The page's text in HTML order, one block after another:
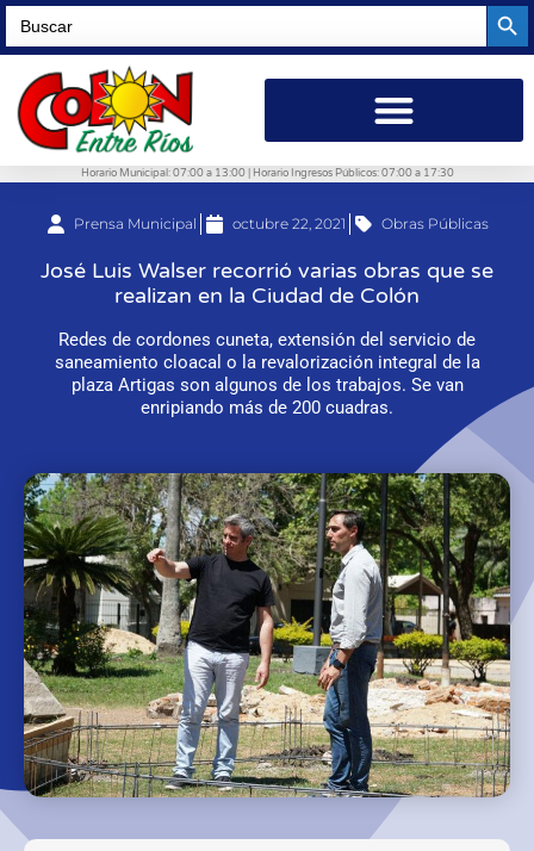
Search
for:
Horario Municipal: 07:00 a 13:00 | Horario Ingresos Públicos: 07:00 a 17:30
Prensa Municipal octubre 22, 2021 Obras Públicas
José Luis Walser recorrió varias obras que se
realizan en la Ciudad de Colón
Redes de cordones cuneta, extensión del servicio de
saneamiento cloacal o la revalorización integral de la
plaza Artigas son algunos de los trabajos. Se van
enripiando más de 200 cuadras.